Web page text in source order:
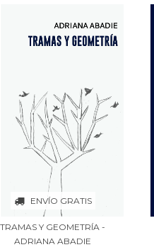
ENVÍO GRATIS
TRAMAS Y GEOMETRÍA -
ADRIANA ABADIE